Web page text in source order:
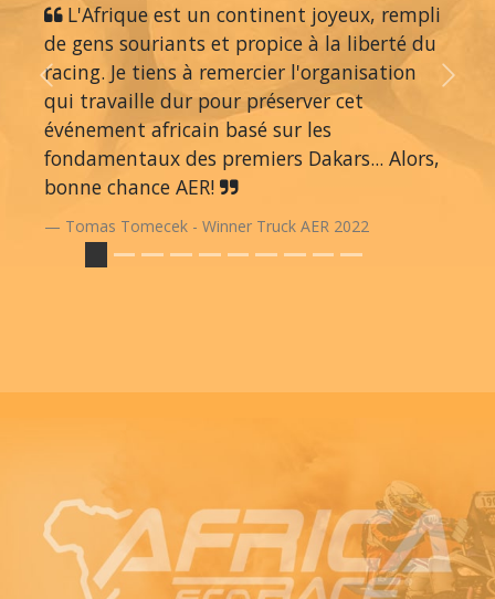
L'Afrique est un continent joyeux, rempli
de gens souriants et propice à la liberté du
racing. Je tiens à remercier l'organisation
qui travaille dur pour préserver cet
événement africain basé sur les
fondamentaux des premiers Dakars... Alors,
bonne chance AER!
Tomas Tomecek - Winner Truck AER 2022
Previous Next